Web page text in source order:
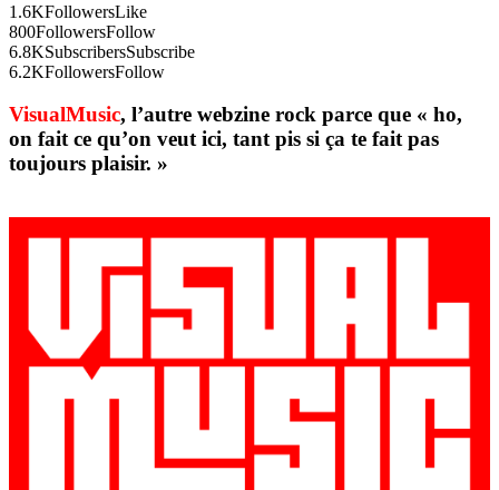
1.6KFollowersLike
800FollowersFollow
6.8KSubscribersSubscribe
6.2KFollowersFollow
VisualMusic, l’autre webzine rock parce que « ho,
on fait ce qu’on veut ici, tant pis si ça te fait pas
toujours plaisir. »